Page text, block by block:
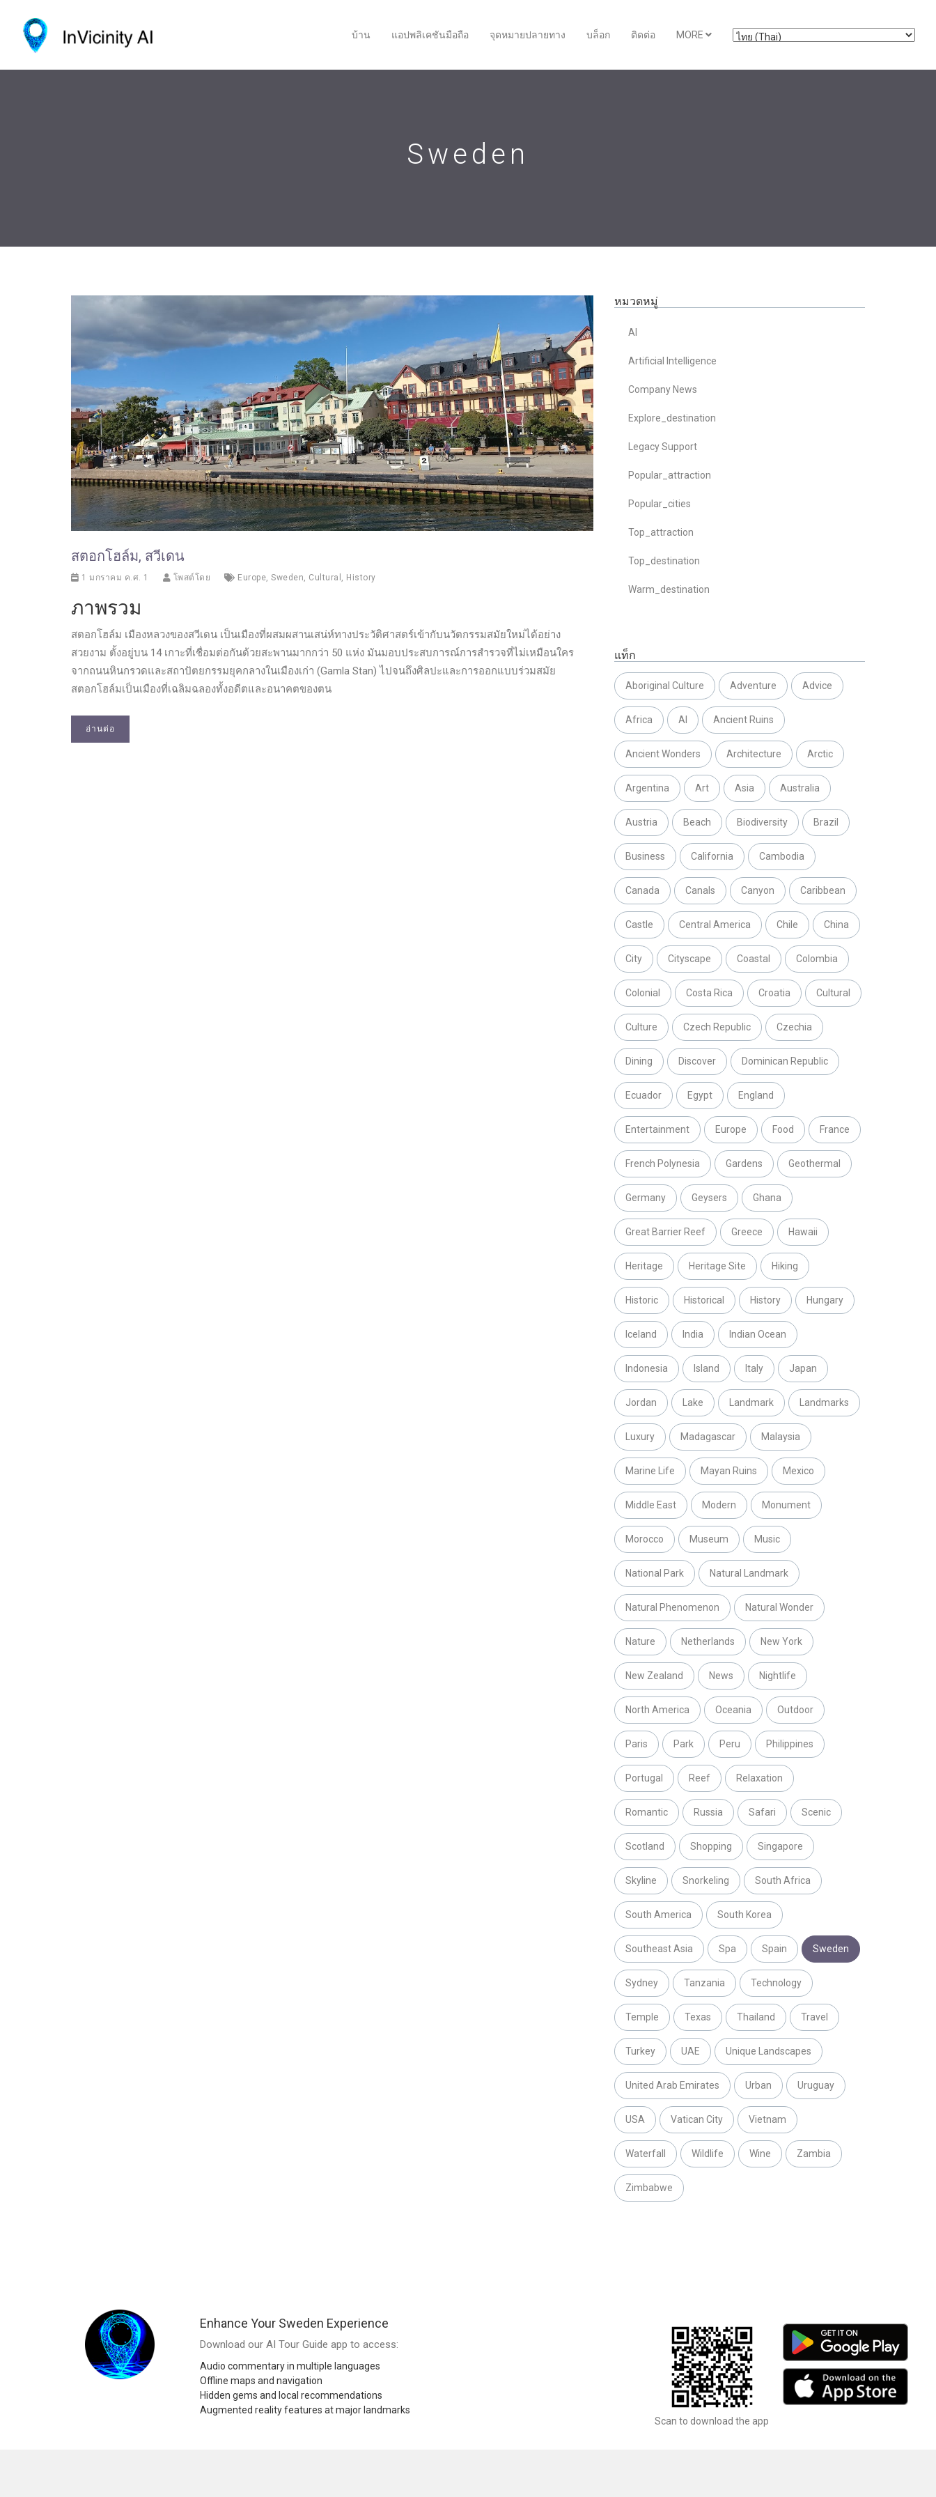
บ้าน แอปพลิเคชันมือถือ จุดหมายปลายทาง บล็อก ติดต่อ MORE
Sweden
สตอกโฮล์ม, สวีเดน
1 มกราคม ค.ศ. 1 โพสต์โดย Europe, Sweden, Cultural , History
ภาพรวม
สตอกโฮล์ม เมืองหลวงของสวีเดน เป็นเมืองที่ผสมผสานเสน่ห์ทางประวัติศาสตร์เข้ากับนวัตกรรมสมัยใหม่ได้อย่าง
สวยงาม ตั้งอยู่บน 14 เกาะที่เชื่อมต่อกันด้วยสะพานมากกว่า 50 แห่ง มันมอบประสบการณ์การสำรวจที่ไม่เหมือนใคร
จากถนนหินกรวดและสถาปัตยกรรมยุคกลางในเมืองเก่า (Gamla Stan) ไปจนถึงศิลปะและการออกแบบร่วมสมัย
สตอกโฮล์มเป็นเมืองที่เฉลิมฉลองทั้งอดีตและอนาคตของตน
อ่านต่อ
หมวดหมู่
AI
Artificial Intelligence
Company News
Explore_destination
Legacy Support
Popular_attraction
Popular_cities
Top_attraction
Top_destination
Warm_destination
แท็ก
Aboriginal Culture Adventure Advice
Africa AI Ancient Ruins
Ancient Wonders Architecture Arctic
Argentina Art Asia Australia
Austria Beach Biodiversity Brazil
Business California Cambodia
Canada Canals Canyon Caribbean
Castle Central America Chile China
City Cityscape Coastal Colombia
Colonial Costa Rica Croatia Cultural
Culture Czech Republic Czechia
Dining Discover Dominican Republic
Ecuador Egypt England
Entertainment Europe Food France
French Polynesia Gardens Geothermal
Germany Geysers Ghana
Great Barrier Reef Greece Hawaii
Heritage Heritage Site Hiking
Historic Historical History Hungary
Iceland India Indian Ocean
Indonesia Island Italy Japan
Jordan Lake Landmark Landmarks
Luxury Madagascar Malaysia
Marine Life Mayan Ruins Mexico
Middle East Modern Monument
Morocco Museum Music
National Park Natural Landmark
Natural Phenomenon Natural Wonder
Nature Netherlands New York
New Zealand News Nightlife
North America Oceania Outdoor
Paris Park Peru Philippines
Portugal Reef Relaxation
Romantic Russia Safari Scenic
Scotland Shopping Singapore
Skyline Snorkeling South Africa
South America South Korea
Southeast Asia Spa Spain Sweden
Sydney Tanzania Technology
Temple Texas Thailand Travel
Turkey UAE Unique Landscapes
United Arab Emirates Urban Uruguay
USA Vatican City Vietnam
Waterfall Wildlife Wine Zambia
Zimbabwe
Enhance Your Sweden Experience
Download our AI Tour Guide app to access:
Audio commentary in multiple languages
Offline maps and navigation
Hidden gems and local recommendations
Augmented reality features at major landmarks
Scan to download the app